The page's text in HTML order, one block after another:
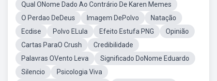
Qual ONome Dado Ao Contrário De Karen Memes
O Perdao DeDeus
Imagem DePolvo
Natação
Ecdise
Polvo ELula Efeito Estufa PNG
Opinião
Cartas ParaO Crush
Credibilidade
Palavras OVento Leva
Significado DoNome Eduardo
Silencio
Psicologia Viva